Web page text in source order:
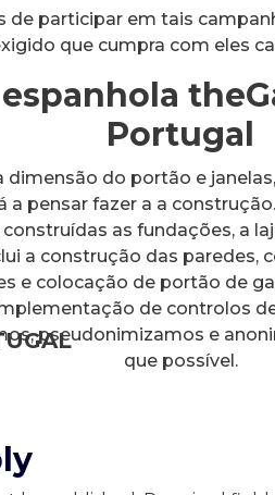
de participar em tais
que cumpra com eles
Portugal
dimensão do portão e
a pensar fazer a a
as fundações, a
a construção das paredes,
e colocação de portão de
de controlos
pseudonimizamos e
que possível.